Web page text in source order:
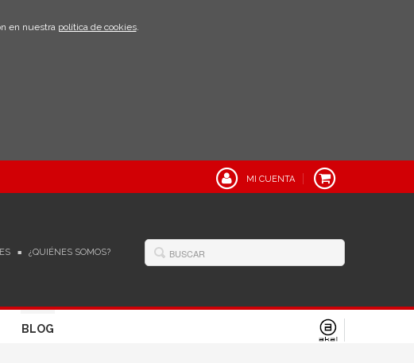
en nuestra política de cookies.
MI CUENTA
¿QUIÉNES SOMOS?
BLOG